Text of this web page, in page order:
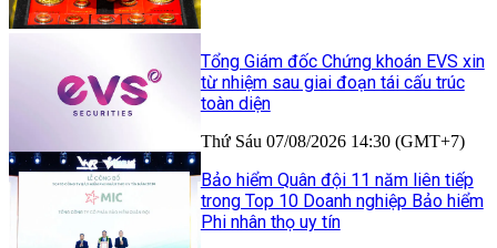
Tổng Giám đốc Chứng khoán EVS xin
từ nhiệm sau giai đoạn tái cấu trúc
toàn diện
Thứ Sáu 07/08/2026 14:30 (GMT+7)
Bảo hiểm Quân đội 11 năm liên tiếp
trong Top 10 Doanh nghiệp Bảo hiểm
Phi nhân thọ uy tín